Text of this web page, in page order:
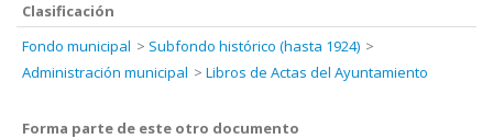
Clasificación
Fondo municipal
Subfondo histórico (hasta 1924)
Administración municipal
Libros de Actas del Ayuntamiento
Forma parte de este otro documento